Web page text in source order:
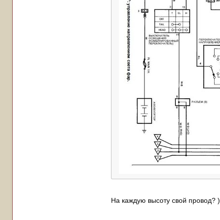
На каждую высоту свой провод?